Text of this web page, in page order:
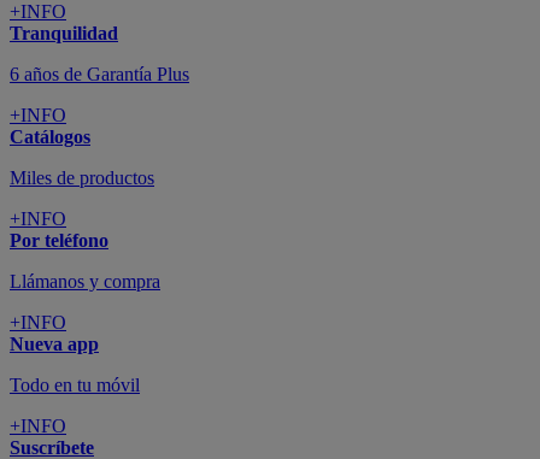
+INFO
Tranquilidad
6 años de Garantía Plus
+INFO
Catálogos
Miles de productos
+INFO
Por teléfono
Llámanos y compra
+INFO
Nueva app
Todo en tu móvil
+INFO
Suscríbete